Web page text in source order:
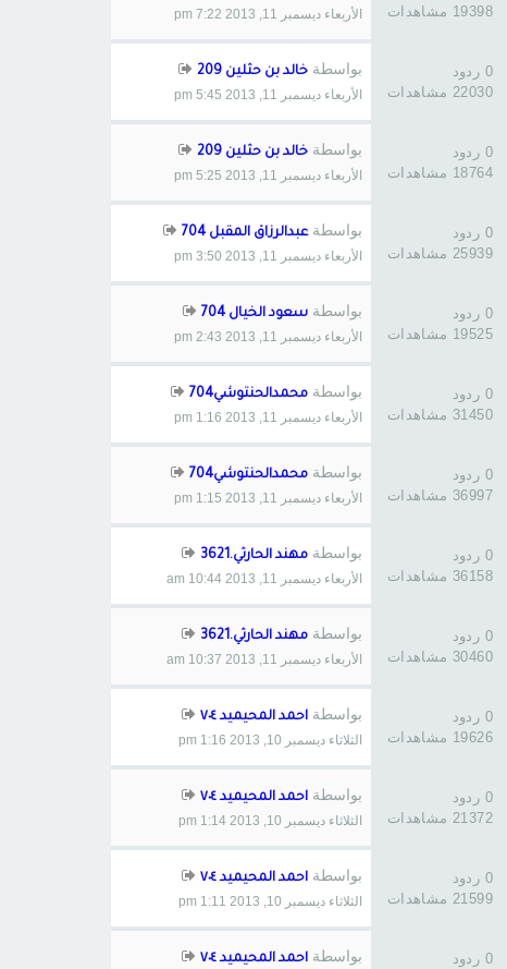
19398 مشاهدات
الأربعاء ديسمبر 11, 2013 7:22 pm
0 ردود
22030 مشاهدات
بواسطة خالد بن حثلين 209
الأربعاء ديسمبر 11, 2013 5:45 pm
0 ردود
18764 مشاهدات
بواسطة خالد بن حثلين 209
الأربعاء ديسمبر 11, 2013 5:25 pm
0 ردود
25939 مشاهدات
بواسطةعبدالرزاق المقبل 704
الأربعاء ديسمبر 11, 2013 3:50 pm
0 ردود
19525 مشاهدات
بواسطة سعود الخيال 704
الأربعاء ديسمبر 11, 2013 2:43 pm
0 ردود
31450 مشاهدات
بواسطة محمدالحنتوشي704
الأربعاء ديسمبر 11, 2013 1:16 pm
0 ردود
36997 مشاهدات
بواسطة محمدالحنتوشي704
الأربعاء ديسمبر 11, 2013 1:15 pm
0 ردود
36158 مشاهدات
بواسطة مهند الحارثي.3621
الأربعاء ديسمبر 11, 2013 10:44 am
0 ردود
30460 مشاهدات
بواسطة مهند الحارثي.3621
الأربعاء ديسمبر 11, 2013 10:37 am
0 ردود
19626 مشاهدات
بواسطة احمد المحيميد ٧٠٤
الثلاثاء ديسمبر 10, 2013 1:16 pm
0 ردود
21372 مشاهدات
بواسطة احمد المحيميد ٧٠٤
الثلاثاء ديسمبر 10, 2013 1:14 pm
0 ردود
21599 مشاهدات
بواسطة احمد المحيميد ٧٠٤
الثلاثاء ديسمبر 10, 2013 1:11 pm
0 ردود بواسطة احمد المحيميد ٧٠٤